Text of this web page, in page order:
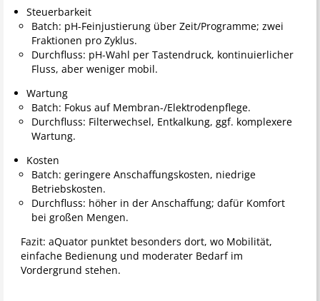
Steuerbarkeit
Batch: pH-Feinjustierung über Zeit/Programme; zwei
Fraktionen pro Zyklus.
Durchfluss: pH-Wahl per Tastendruck, kontinuierlicher
Fluss, aber weniger mobil.
Wartung
Batch: Fokus auf Membran-/Elektrodenpflege.
Durchfluss: Filterwechsel, Entkalkung, ggf. komplexere
Wartung.
Kosten
Batch: geringere Anschaffungskosten, niedrige
Betriebskosten.
Durchfluss: höher in der Anschaffung; dafür Komfort
bei großen Mengen.
Fazit: aQuator punktet besonders dort, wo Mobilität,
einfache Bedienung und moderater Bedarf im
Vordergrund stehen.